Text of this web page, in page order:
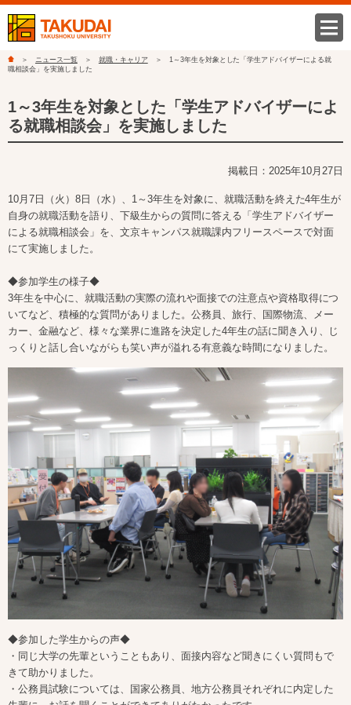
ニュース一覧 就職・キャリア
1～3年生を対象とした「学生アドバイザーによる就
職相談会」を実施しました
1～3年生を対象とした「学生アドバイザーによ
る就職相談会」を実施しました
掲載日：2025年10月27日
10月7日（火）8日（水）、1～3年生を対象に、就職活動を終えた4年生が
自身の就職活動を語り、下級生からの質問に答える「学生アドバイザー
による就職相談会」を、文京キャンパス就職課内フリースペースで対面
にて実施しました。
◆参加学生の様子◆
3年生を中心に、就職活動の実際の流れや面接での注意点や資格取得につ
いてなど、積極的な質問がありました。公務員、旅行、国際物流、メー
カー、金融など、様々な業界に進路を決定した4年生の話に聞き入り、じ
っくりと話し合いながらも笑い声が溢れる有意義な時間になりました。
◆参加した学生からの声◆
・同じ大学の先輩ということもあり、面接内容など聞きにくい質問もで
きて助かりました。
・公務員試験については、国家公務員、地方公務員それぞれに内定した